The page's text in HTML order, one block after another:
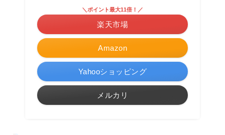
Amazon
＼ポイント最大11倍！／
楽天市場
Yahooショッピング
メルカリ